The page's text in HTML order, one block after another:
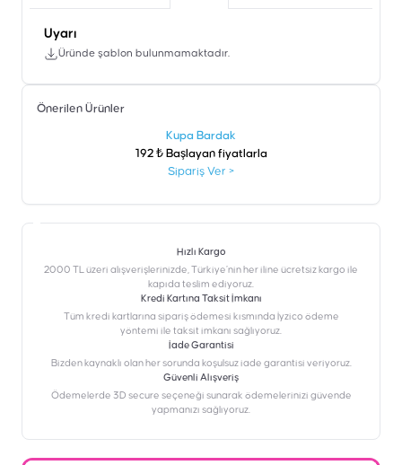
Uyarı
Üründe şablon bulunmamaktadır.
Önerilen Ürünler
Kupa Bardak
192 ₺ Başlayan fiyatlarla
Sipariş Ver >
Hızlı Kargo
2000 TL üzeri alışverişlerinizde, Türkiye’nin her iline ücretsiz kargo ile
kapıda teslim ediyoruz.
Kredi Kartına Taksit İmkanı
‎Tüm kredi kartlarına sipariş ödemesi kısmında İyzico ödeme
yöntemi ile taksit imkanı sağlıyoruz.
İade Garantisi
Bizden kaynaklı olan her sorunda koşulsuz iade garantisi veriyoruz.
Güvenli Alışveriş
Ödemelerde 3D secure seçeneği sunarak ödemelerinizi güvende
yapmanızı sağlıyoruz.